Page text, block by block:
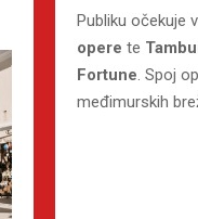
Publiku očekuje
opere te
Fortune. Spoj
međimurskih